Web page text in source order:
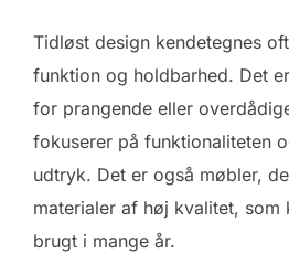
Tidløst design kendetegnes
funktion og holdbarhed. Det
for prangende eller
fokuserer på funktionaliteten
udtryk. Det er også møbler,
materialer af høj kvalitet, som
brugt i mange år.